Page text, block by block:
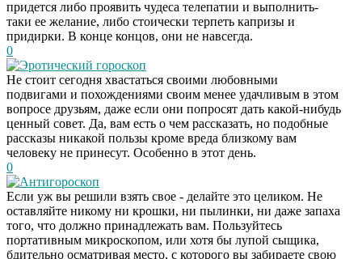
придется либо проявить чудеса телепатии и выполнить-
таки ее желание, либо стоически терпеть капризы и
придирки. В конце концов, они не навсегда.
0
Эротический гороскоп
Не стоит сегодня хвастаться своими любовными
подвигами и похождениями своим менее удачливым в этом
вопросе друзьям, даже если они попросят дать какой-нибудь
ценный совет. Да, вам есть о чем рассказать, но подобные
рассказы никакой пользы кроме вреда близкому вам
человеку не принесут. Особенно в этот день.
0
Антигороскоп
Если уж вы решили взять свое - делайте это целиком. Не
оставляйте никому ни крошки, ни пылинки, ни даже запаха
того, что должно принадлежать вам. Пользуйтесь
портативным микроскопом, или хотя бы лупой сыщика,
бдительно осматривая место, с которого вы забираете свою